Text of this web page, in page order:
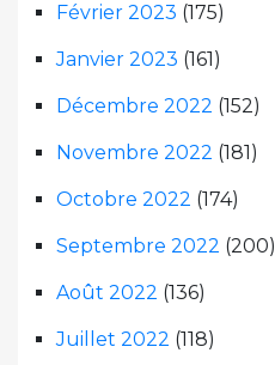
Février 2023 (175)
Janvier 2023 (161)
Décembre 2022 (152)
Novembre 2022 (181)
Octobre 2022 (174)
Septembre 2022 (200)
Août 2022 (136)
Juillet 2022 (118)